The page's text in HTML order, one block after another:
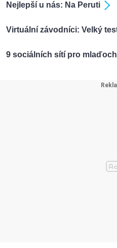
Nejlepší u nás: Na Peruti
Virtuální závodníci: Velký
9 sociálních sítí pro